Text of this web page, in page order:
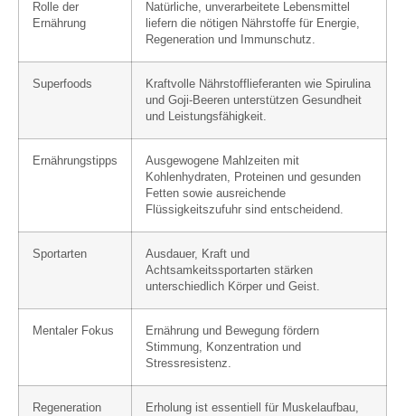
Rolle der
Ernährung
Natürliche, unverarbeitete Lebensmittel
liefern die nötigen Nährstoffe für Energie,
Regeneration und Immunschutz.
Superfoods
Kraftvolle Nährstofflieferanten wie Spirulina
und Goji-Beeren unterstützen Gesundheit
und Leistungsfähigkeit.
Ernährungstipps
Ausgewogene Mahlzeiten mit
Kohlenhydraten, Proteinen und gesunden
Fetten sowie ausreichende
Flüssigkeitszufuhr sind entscheidend.
Sportarten
Ausdauer, Kraft und
Achtsamkeitssportarten stärken
unterschiedlich Körper und Geist.
Mentaler Fokus
Ernährung und Bewegung fördern
Stimmung, Konzentration und
Stressresistenz.
Regeneration
Erholung ist essentiell für Muskelaufbau,